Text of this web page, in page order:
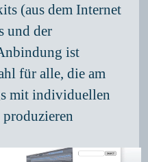
(aus dem Internet
und der
ist
für alle, die am
mit individuellen